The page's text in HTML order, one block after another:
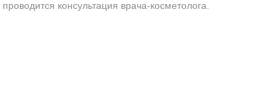
консультация врача-косметолога.